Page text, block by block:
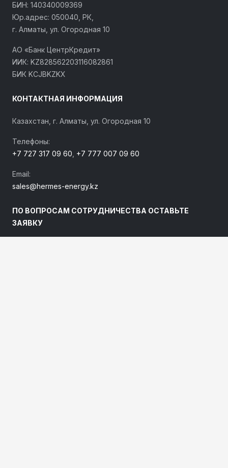
БИН: 140340009369
Юр.адрес: 050040, РК,
г. Алматы, ул. Огородная 10
АО «Банк ЦентрКредит»
ИИК: KZ828562203116082861
БИК KCJBKZKX
КОНТАКТНАЯ ИНФОРМАЦИЯ
Казахстан, г. Алматы, ул. Огородная 10
Телефоны:
+7 727 317 09 60 +7 777 007 09 60
Email:
sales@hermes-energy.kz
ПО ВОПРОСАМ СОТРУДНИЧЕСТВА ОСТАВЬТЕ
ЗАЯВКУ